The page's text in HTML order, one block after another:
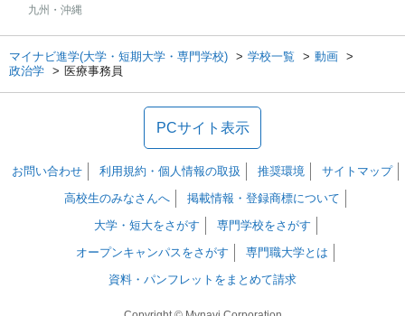
九州・沖縄
マイナビ進学(大学・短期大学・専門学校) 学校一覧
動画
政治学
医療事務員
PCサイト表示
お問い合わせ 利用規約・個人情報の取扱 推奨環境
サイトマップ
高校生のみなさんへ
掲載情報・登録商標について
大学・短大をさがす
専門学校をさがす
オープンキャンパスをさがす
専門職大学とは
資料・パンフレットをまとめて請求